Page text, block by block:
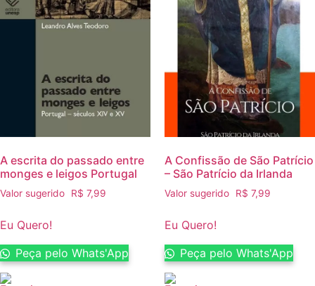
A escrita do passado entre
monges e leigos Portugal
Valor sugerido R$ 7,99
Eu Quero!
Peça pelo Whats'App
A Confissão de São Patrício
– São Patrício da Irlanda
Valor sugerido R$ 7,99
Eu Quero!
Peça pelo Whats'App